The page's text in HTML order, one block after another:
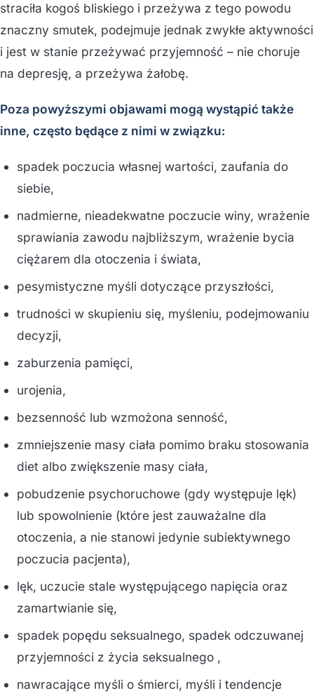
straciła kogoś bliskiego i przeżywa z tego powodu
znaczny smutek, podejmuje jednak zwykłe aktywności
i jest w stanie przeżywać przyjemność – nie choruje
na depresję, a przeżywa żałobę.
Poza powyższymi objawami mogą wystąpić także
inne, często będące z nimi w związku:
spadek poczucia własnej wartości, zaufania do
siebie,
nadmierne, nieadekwatne poczucie winy, wrażenie
sprawiania zawodu najbliższym, wrażenie bycia
ciężarem dla otoczenia i świata,
pesymistyczne myśli dotyczące przyszłości,
trudności w skupieniu się, myśleniu, podejmowaniu
decyzji,
zaburzenia pamięci,
urojenia,
bezsenność lub wzmożona senność,
zmniejszenie masy ciała pomimo braku stosowania
diet albo zwiększenie masy ciała,
pobudzenie psychoruchowe (gdy występuje lęk)
lub spowolnienie (które jest zauważalne dla
otoczenia, a nie stanowi jedynie subiektywnego
poczucia pacjenta),
lęk, uczucie stale występującego napięcia oraz
zamartwianie się,
spadek popędu seksualnego, spadek odczuwanej
przyjemności z życia seksualnego ,
nawracające myśli o śmierci, myśli i tendencje